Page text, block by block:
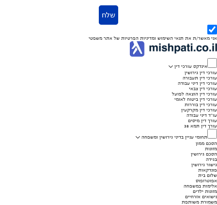
שלח
אני מאשר/ת את תנאי השימוש ומדיניות הפרטיות של אתר משפטי
אינדקס עורכי דין
עורכי דין גירושין
עורכי דין תעבורה
עורכי דין דיני עבודה
עורכי דין צבאי
עורכי דין הוצאה לפועל
עורכי דין ביטוח לאומי
עורכי דין בוררות
עורכי דין מקרקעין
עו"ד דיני עבודה
עורך דין מיסים
עורך דין תמא 38
תחומי עניין בדיני גירושין ומשפחה
הסכם ממון
מזונות
הסכם גירושין
בגידה
גישור גירושין
פונדקאות
שלום בית
אפוטרופוס
אלימות במשפחה
מזונות ילדים
נישואים אזרחיים
משמורת משותפת